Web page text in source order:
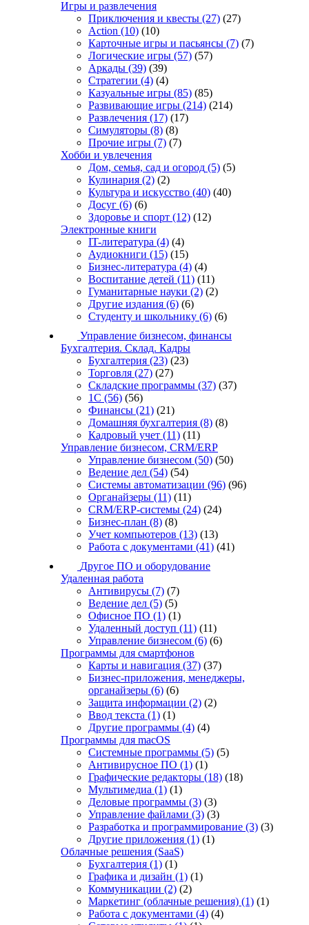
Игры и развлечения
Приключения и квесты (27) (27)
Action (10) (10)
Карточные игры и пасьянсы (7) (7)
Логические игры (57) (57)
Аркады (39) (39)
Стратегии (4) (4)
Казуальные игры (85) (85)
Развивающие игры (214) (214)
Развлечения (17) (17)
Симуляторы (8) (8)
Прочие игры (7) (7)
Хобби и увлечения
Дом, семья, сад и огород (5) (5)
Кулинария (2) (2)
Культура и искусство (40) (40)
Досуг (6) (6)
Здоровье и спорт (12) (12)
Электронные книги
IT-литература (4) (4)
Аудиокниги (15) (15)
Бизнес-литература (4) (4)
Воспитание детей (11) (11)
Гуманитарные науки (2) (2)
Другие издания (6) (6)
Студенту и школьнику (6) (6)
Управление бизнесом, финансы
Бухгалтерия. Склад. Кадры
Бухгалтерия (23) (23)
Торговля (27) (27)
Складские программы (37) (37)
1С (56) (56)
Финансы (21) (21)
Домашняя бухгалтерия (8) (8)
Кадровый учет (11) (11)
Управление бизнесом, CRM/ERP
Управление бизнесом (50) (50)
Ведение дел (54) (54)
Системы автоматизации (96) (96)
Органайзеры (11) (11)
CRM/ERP-системы (24) (24)
Бизнес-план (8) (8)
Учет компьютеров (13) (13)
Работа с документами (41) (41)
Другое ПО и оборудование
Удаленная работа
Антивирусы (7) (7)
Ведение дел (5) (5)
Офисное ПО (1) (1)
Удаленный доступ (11) (11)
Управление бизнесом (6) (6)
Программы для смартфонов
Карты и навигация (37) (37)
Бизнес-приложения, менеджеры,
органайзеры (6) (6)
Защита информации (2) (2)
Ввод текста (1) (1)
Другие программы (4) (4)
Программы для macOS
Системные программы (5) (5)
Антивирусное ПО (1) (1)
Графические редакторы (18) (18)
Мультимедиа (1) (1)
Деловые программы (3) (3)
Управление файлами (3) (3)
Разработка и программирование (3) (3)
Другие приложения (1) (1)
Облачные решения (SaaS)
Бухгалтерия (1) (1)
Графика и дизайн (1) (1)
Коммуникации (2) (2)
Маркетинг (облачные решения) (1) (1)
Работа с документами (4) (4)